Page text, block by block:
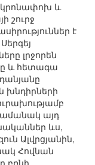
կրոնափոխ և
շուրջ
է
լրջորեն
և հետագա
խնդիրների
այդ
ևս,
Ալվրցյանին,
Հովնան